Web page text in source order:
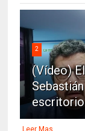
2
(Vídeo)
Leer Mas